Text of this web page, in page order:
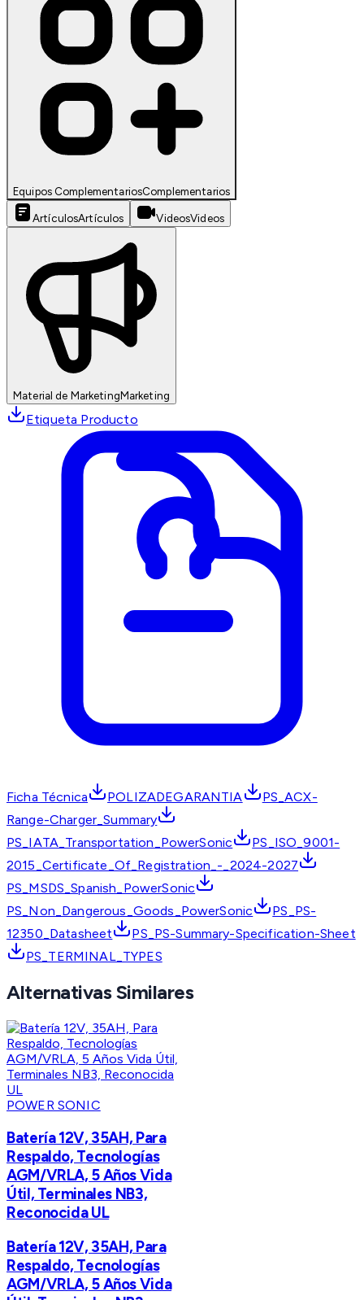
Equipos ComplementariosComplementarios
ArtículosArtículos VideosVideos
Material de MarketingMarketing
Etiqueta Producto
Ficha Técnica POLIZADEGARANTIA
PS_ACX-
Range-Charger_Summary
PS_IATA_Transportation_PowerSonic
PS_ISO_9001-
2015_Certificate_Of_Registration_-_2024-2027
PS_MSDS_Spanish_PowerSonic
PS_Non_Dangerous_Goods_PowerSonic
PS_PS-
12350_Datasheet
PS_PS-Summary-Specification-Sheet
PS_TERMINAL_TYPES
Alternativas Similares
POWER SONIC
Batería 12V, 35AH, Para
Respaldo, Tecnologías
AGM/VRLA, 5 Años Vida
Útil, Terminales NB3,
Reconocida UL
Batería 12V, 35AH, Para
Respaldo, Tecnologías
AGM/VRLA, 5 Años Vida